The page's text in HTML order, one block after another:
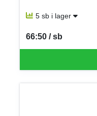
5 sb i lager
66:50 / sb
SEK per SB